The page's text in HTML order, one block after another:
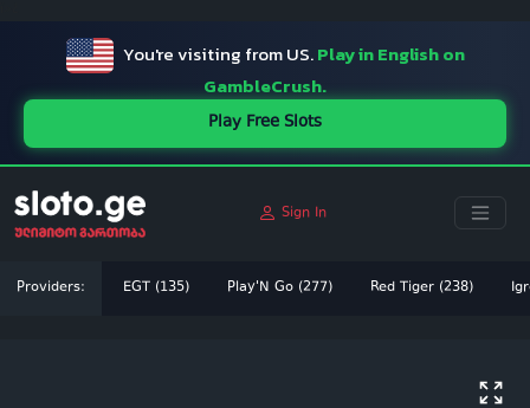
You're visiting from US.Play in English on
GambleCrush.
Play Free Slots
Sign In
Providers: EGT (135) Play'N Go (277) Red Tiger (238)